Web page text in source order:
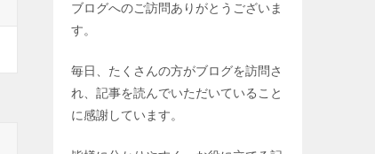
ブログへのご訪問ありがとうございま
す。
毎日、たくさんの方がブログを訪問さ
れ、記事を読んでいただいていること
に感謝しています。